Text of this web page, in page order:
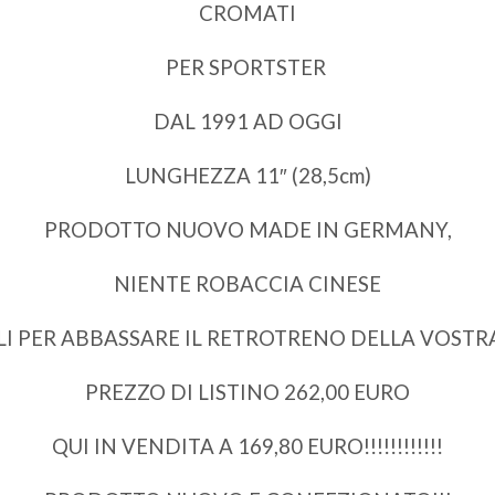
CROMATI
PER SPORTSTER
DAL 1991 AD OGGI
LUNGHEZZA 11″ (28,5cm)
PRODOTTO NUOVO MADE IN GERMANY,
NIENTE ROBACCIA CINESE
PER ABBASSARE IL RETROTRENO DELLA
PREZZO DI LISTINO 262,00 EURO
QUI IN VENDITA A 169,80 EURO!!!!!!!!!!!!